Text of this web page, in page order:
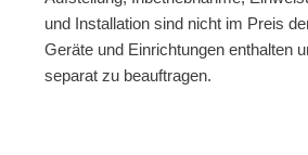
und Installation sind nicht im Preis
Geräte und Einrichtungen enthalten
separat zu beauftragen.